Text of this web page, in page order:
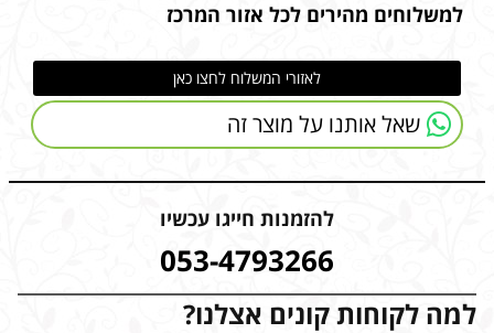
למשלוחים מהירים לכל אזור המרכז
לאזורי המשלוח לחצו כאן
שאל אותנו על מוצר זה
להזמנות חייגו עכשיו
053-4793266
למה לקוחות קונים אצלנו?